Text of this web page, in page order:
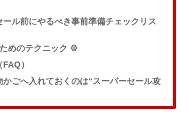
ール前にやるべき事前準備チェックリス
めのテクニック ⚙️
）
かごへ入れておくのは“スーパーセール攻